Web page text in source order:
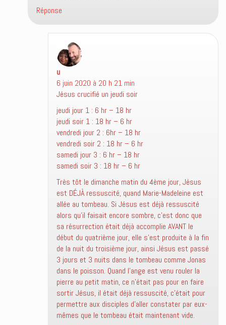
Réponse
u
6 juin 2020 à 20 h 21 min
Jésus crucifié un jeudi soir
jeudi jour 1 : 6 hr – 18 hr
jeudi soir 1 : 18 hr – 6 hr
vendredi jour 2 : 6hr – 18 hr
vendredi soir 2 : 18 hr – 6 hr
samedi jour 3 : 6 hr – 18 hr
samedi soir 3 : 18 hr – 6 hr
Très tôt le dimanche matin du 4ème jour, Jésus
est DÉJÀ ressuscité, quand Marie-Madeleine est
allée au tombeau. Si Jésus est déjà ressuscité
alors qu’il faisait encore sombre, c’est donc que
sa résurrection était déjà accomplie AVANT le
début du quatrième jour, elle s’est produite à la fin
de la nuit du troisième jour, ainsi Jésus est passé
3 jours et 3 nuits dans le tombeau comme Jonas
dans le poisson. Quand l’ange est venu rouler la
pierre au petit matin, ce n’était pas pour en faire
sortir Jésus, il était déjà ressuscité, c’était pour
permettre aux disciples d’aller constater par eux-
mêmes que le tombeau était maintenant vide.